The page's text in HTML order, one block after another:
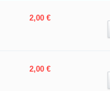
Prix
2,00 €
Prix
2,00 €